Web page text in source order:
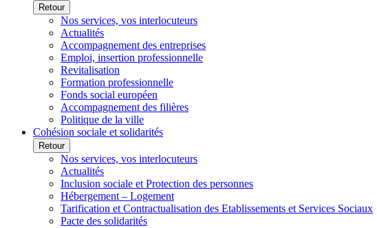
Retour
Nos services, vos interlocuteurs
Actualités
Accompagnement des entreprises
Emploi, insertion professionnelle
Revitalisation
Formation professionnelle
Fonds social européen
Accompagnement des filières
Politique de la ville
Cohésion sociale et solidarités
Retour
Nos services, vos interlocuteurs
Actualités
Inclusion sociale et Protection des personnes
Hébergement – Logement
Tarification et Contractualisation des Etablissements et Services Sociaux
Pacte des solidarités